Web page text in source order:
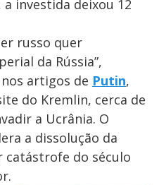
investida deixou 12
russo quer
da Rússia”,
artigos de Putin,
do Kremlin, cerca de
a Ucrânia. O
a dissolução da
catástrofe do século